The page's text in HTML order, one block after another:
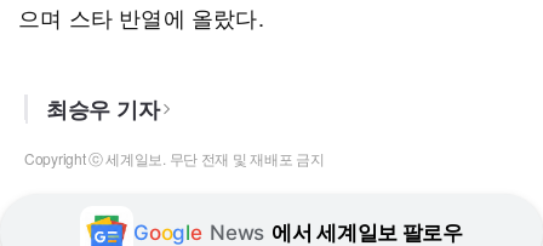
으며 스타 반열에 올랐다.
최승우 기자
Copyright ⓒ 세계일보. 무단 전재 및 재배포 금지
Google News 에서 세계일보 팔로우